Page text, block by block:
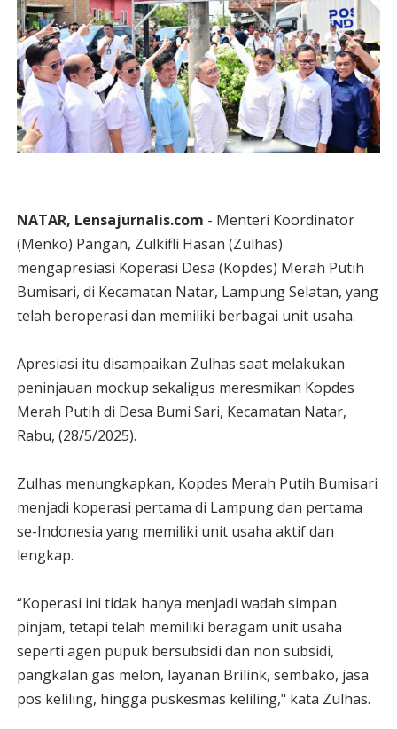
NATAR, Lensajurnalis.com - Menteri Koordinator
(Menko) Pangan, Zulkifli Hasan (Zulhas)
mengapresiasi Koperasi Desa (Kopdes) Merah Putih
Bumisari, di Kecamatan Natar, Lampung Selatan, yang
telah beroperasi dan memiliki berbagai unit usaha.
Apresiasi itu disampaikan Zulhas saat melakukan
peninjauan mockup sekaligus meresmikan Kopdes
Merah Putih di Desa Bumi Sari, Kecamatan Natar,
Rabu, (28/5/2025).
Zulhas menungkapkan, Kopdes Merah Putih Bumisari
menjadi koperasi pertama di Lampung dan pertama
se-Indonesia yang memiliki unit usaha aktif dan
lengkap.
“Koperasi ini tidak hanya menjadi wadah simpan
pinjam, tetapi telah memiliki beragam unit usaha
seperti agen pupuk bersubsidi dan non subsidi,
pangkalan gas melon, layanan Brilink, sembako, jasa
pos keliling, hingga puskesmas keliling," kata Zulhas.